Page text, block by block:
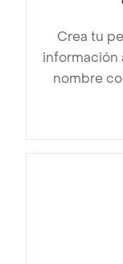
Crea tu
información
nombre